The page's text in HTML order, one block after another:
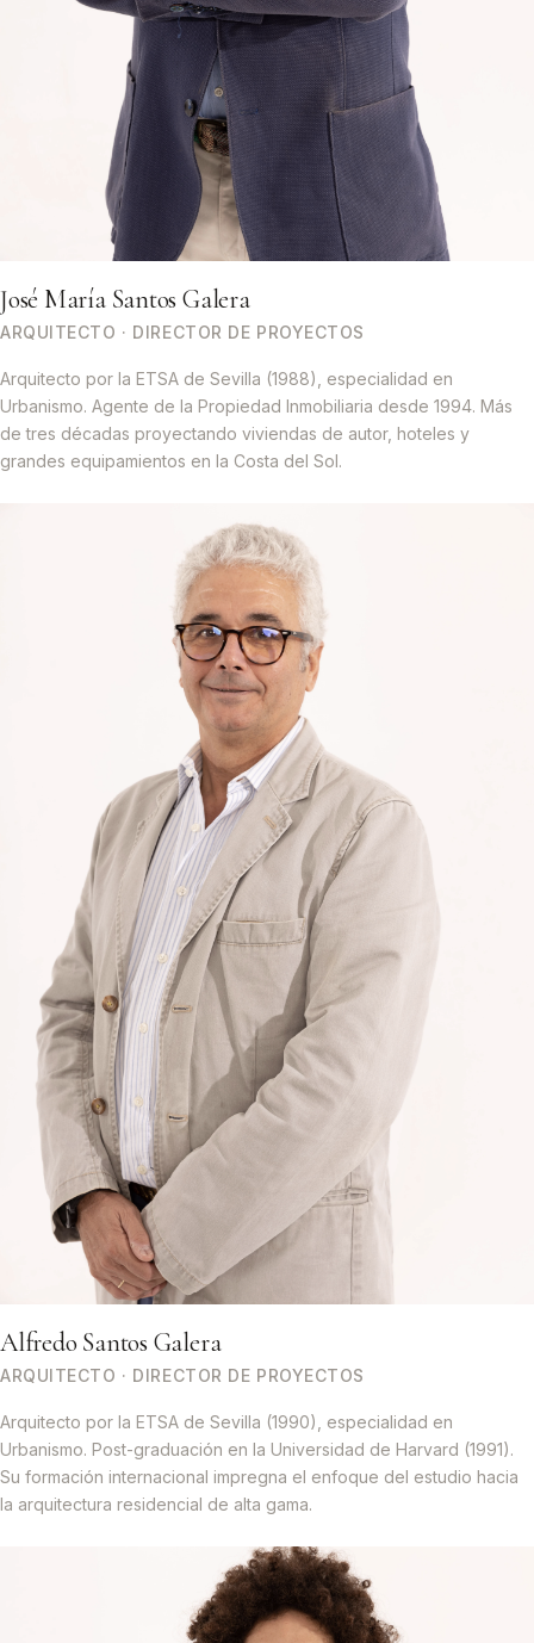
José María Santos Galera
ARQUITECTO · DIRECTOR DE PROYECTOS
Arquitecto por la ETSA de Sevilla (1988), especialidad en
Urbanismo. Agente de la Propiedad Inmobiliaria desde 1994. Más
de tres décadas proyectando viviendas de autor, hoteles y
grandes equipamientos en la Costa del Sol.
Alfredo Santos Galera
ARQUITECTO · DIRECTOR DE PROYECTOS
Arquitecto por la ETSA de Sevilla (1990), especialidad en
Urbanismo. Post-graduación en la Universidad de Harvard (1991).
Su formación internacional impregna el enfoque del estudio hacia
la arquitectura residencial de alta gama.